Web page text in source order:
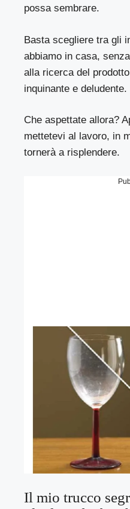
possa sembrare.
Basta scegliere tra gli
abbiamo in casa,
alla ricerca del
inquinante e deludente.
Che aspettate allora?
mettetevi al lavoro, in
tornerà a risplendere.
Il mio trucco